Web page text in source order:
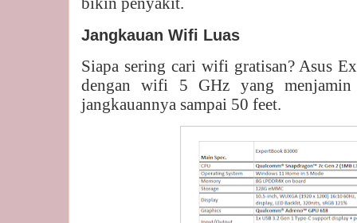
Jangkauan Wifi Luas
Siapa sering cari wifi gratisan? Asus
dengan wifi 5 GHz yang menjamin
jangkauannya sampai 50 feet.